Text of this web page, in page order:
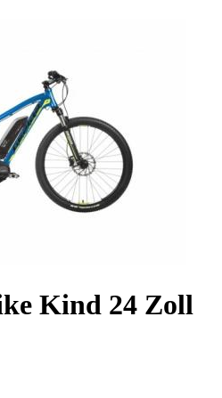
Kind 24 Zoll